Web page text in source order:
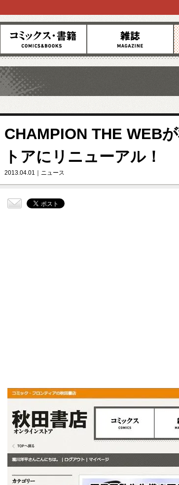
コミックス 雑誌
CHAMPION THE WEB
トアにリニューアル！
2013.04.01 ニュース